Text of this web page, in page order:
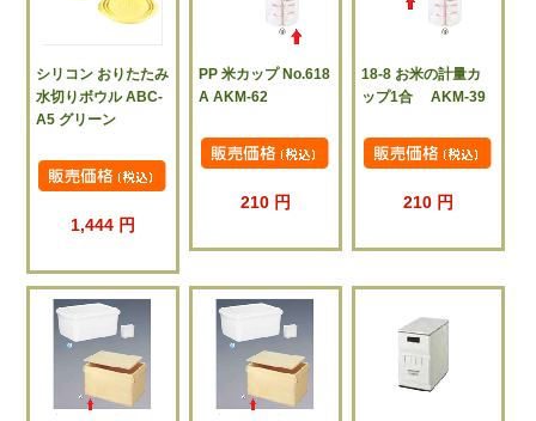
シリコン おりたたみ
水切りボウル ABC-
A5 グリーン
1,444 円
PP 米カップ No.618
A AKM-62
210 円
18-8 お米の計量カ
ップ1合 AKM-39
210 円